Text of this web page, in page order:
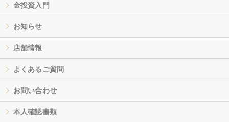
金投資入門
お知らせ
店舗情報
よくあるご質問
お問い合わせ
本人確認書類